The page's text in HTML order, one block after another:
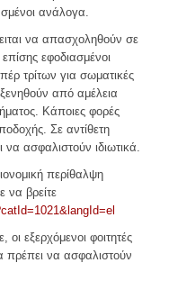
ανάλογα.
να απασχοληθούν σε
εφοδιασμένοι
τρίτων για σωματικές
από αμέλεια
Κάποιες φορές
Σε αντίθετη
ασφαλιστούν ιδιωτικά.
περίθαλψη
να βρείτε
εξερχόμενοι φοιτητές
πρέπει να ασφαλιστούν